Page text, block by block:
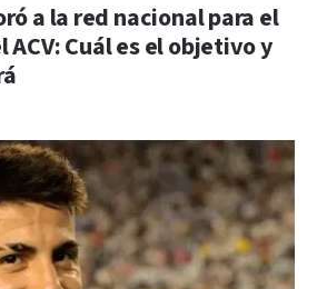
a la red nacional para el
Cuál es el objetivo y